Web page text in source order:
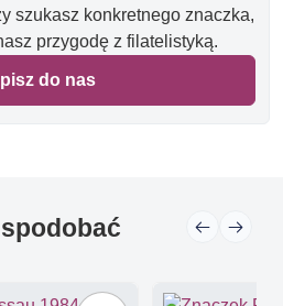
szukasz konkretnego znaczka,
przygodę z filatelistyką.
do nas